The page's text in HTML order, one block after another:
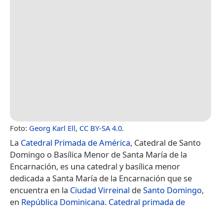
Foto: Georg Karl Ell, CC BY-SA 4.0.
La Catedral Primada de América, Catedral de Santo
Domingo o Basílica Menor de Santa María de la
Encarnación, es una catedral y basílica menor
dedicada a Santa María de la Encarnación que se
encuentra en la Ciudad Virreinal deSanto Domingo,
en República Dominicana. Catedral primada de